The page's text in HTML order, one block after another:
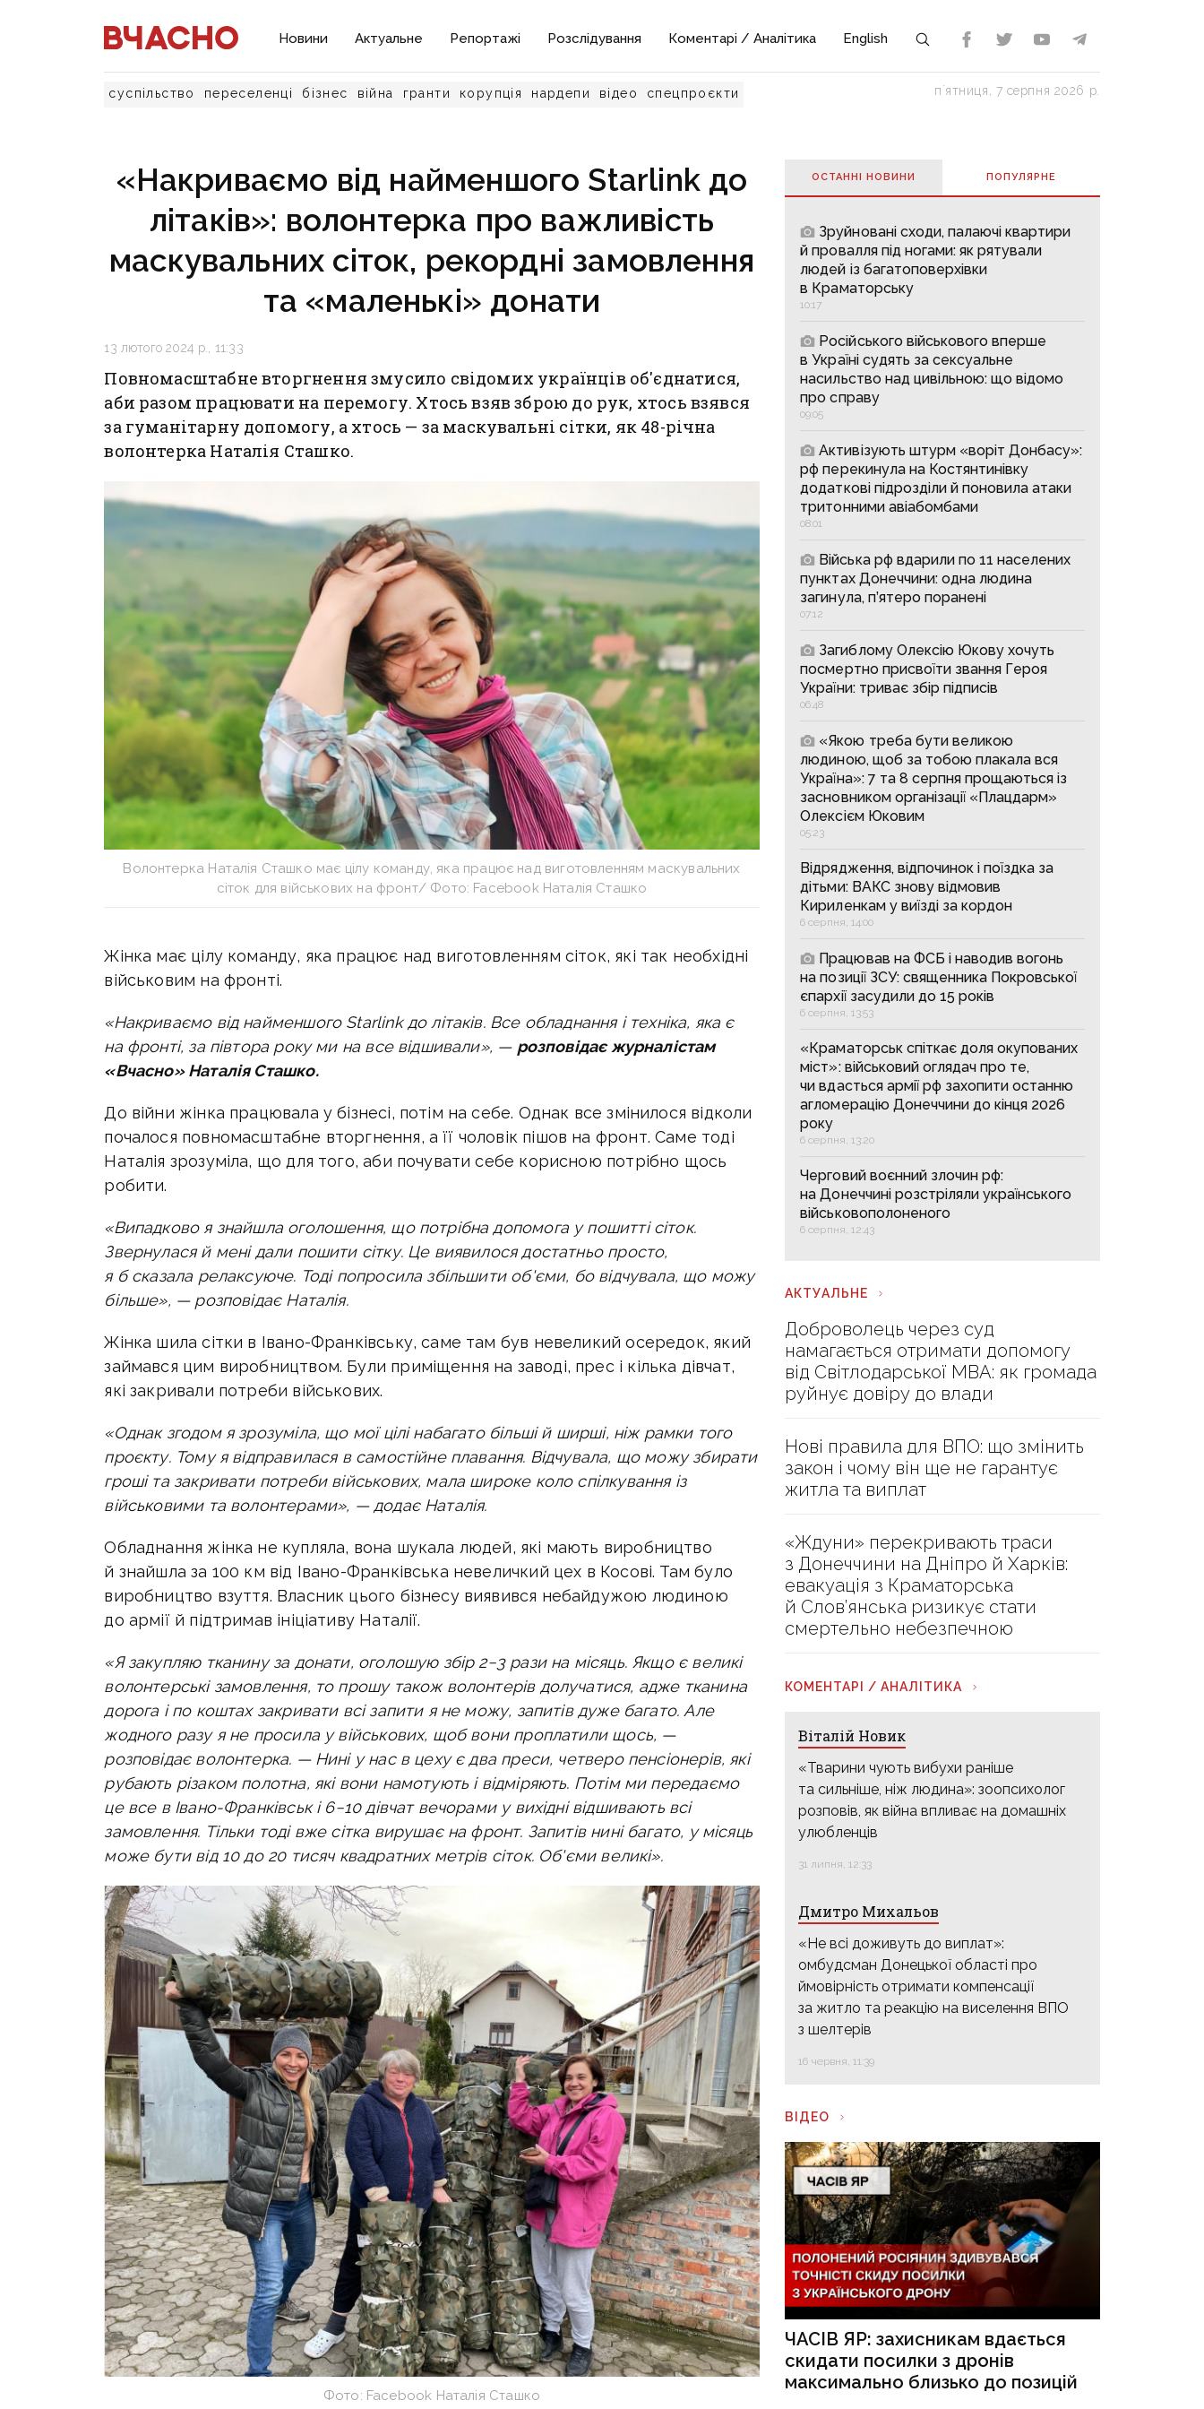
Новини Актуальне Репортажі Розслідування Коментарі / Аналітика English
суспільство переселенці бізнес війна гранти корупція нардепи відео спецпроєкти пʼятниця, 7 серпня 2026 р.
«Накриваємо від найменшого Starlink до
літаків»: волонтерка про важливість
маскувальних сіток, рекордні замовлення
та «маленькі» донати
13 лютого 2024 р., 11:33
Повномасштабне вторгнення змусило свідомих українців об'єднатися,
аби разом працювати на перемогу. Хтось взяв зброю до рук, хтось взявся
за гуманітарну допомогу, а хтось — за маскувальні сітки, як 48-річна
волонтерка Наталія Сташко.
Волонтерка Наталія Сташко має цілу команду, яка працює над виготовленням маскувальних
сіток для військових на фронт/ Фото: Facebook Наталія Сташко
Жінка має цілу команду, яка працює над виготовленням сіток, які так необхідні
військовим на фронті.
«Накриваємо від найменшого Starlink до літаків. Все обладнання і техніка, яка є
на фронті, за півтора року ми на все відшивали», — розповідає журналістам
«Вчасно» Наталія Сташко.
До війни жінка працювала у бізнесі, потім на себе. Однак все змінилося відколи
почалося повномасштабне вторгнення, а її чоловік пішов на фронт. Саме тоді
Наталія зрозуміла, що для того, аби почувати себе корисною потрібно щось
робити.
«Випадково я знайшла оголошення, що потрібна допомога у пошитті сіток.
Звернулася й мені дали пошити сітку. Це виявилося достатньо просто,
я б сказала релаксуюче. Тоді попросила збільшити об'єми, бо відчувала, що можу
більше», — розповідає Наталія.
Жінка шила сітки в Івано-Франківську, саме там був невеликий осередок, який
займався цим виробництвом. Були приміщення на заводі, прес і кілька дівчат,
які закривали потреби військових.
«Однак згодом я зрозуміла, що мої цілі набагато більші й ширші, ніж рамки того
проєкту. Тому я відправилася в самостійне плавання. Відчувала, що можу збирати
гроші та закривати потреби військових, мала широке коло спілкування із
військовими та волонтерами», — додає Наталія.
Обладнання жінка не купляла, вона шукала людей, які мають виробництво
й знайшла за 100 км від Івано-Франківська невеличкий цех в Косові. Там було
виробництво взуття. Власник цього бізнесу виявився небайдужою людиною
до армії й підтримав ініціативу Наталії.
«Я закупляю тканину за донати, оголошую збір 2−3 рази на місяць. Якщо є великі
волонтерські замовлення, то прошу також волонтерів долучатися, адже тканина
дорога і по коштах закривати всі запити я не можу, запитів дуже багато. Але
жодного разу я не просила у військових, щоб вони проплатили щось, —
розповідає волонтерка. — Нині у нас в цеху є два преси, четверо пенсіонерів, які
рубають різаком полотна, які вони намотують і відміряють. Потім ми передаємо
це все в Івано-Франківськ і 6−10 дівчат вечорами у вихідні відшивають всі
замовлення. Тільки тоді вже сітка вирушає на фронт. Запитів нині багато, у місяць
може бути від 10 до 20 тисяч квадратних метрів сіток. Об'єми великі».
Фото: Facebook Наталія Сташко
ОСТАННІ НОВИНИ ПОПУЛЯРНE
Зруйновані сходи, палаючі квартири
й провалля під ногами: як рятували
людей із багатоповерхівки
в Краматорську
10:17
Російського військового вперше
в Україні судять за сексуальне
насильство над цивільною: що відомо
про справу
09:05
Активізують штурм «воріт Донбасу»:
рф перекинула на Костянтинівку
додаткові підрозділи й поновила атаки
тритонними авіабомбами
08:01
Війська рф вдарили по 11 населених
пунктах Донеччини: одна людина
загинула, п’ятеро поранені
07:12
Загиблому Олексію Юкову хочуть
посмертно присвоїти звання Героя
України: триває збір підписів
06:48
«Якою треба бути великою
людиною, щоб за тобою плакала вся
Україна»: 7 та 8 серпня прощаються із
засновником організації «Плацдарм»
Олексієм Юковим
05:23
Відрядження, відпочинок і поїздка за
дітьми: ВАКС знову відмовив
Кириленкам у виїзді за кордон
6 серпня, 14:00
Працював на ФСБ і наводив вогонь
на позиції ЗСУ: священника Покровської
єпархії засудили до 15 років
6 серпня, 13:53
«Краматорськ спіткає доля окупованих
міст»: військовий оглядач про те,
чи вдасться армії рф захопити останню
агломерацію Донеччини до кінця 2026
року
6 серпня, 13:20
Черговий воєнний злочин рф:
на Донеччині розстріляли українського
військовополоненого
6 серпня, 12:43
АКТУАЛЬНЕ
Доброволець через суд
намагається отримати допомогу
від Світлодарської МВА: як громада
руйнує довіру до влади
Нові правила для ВПО: що змінить
закон і чому він ще не гарантує
житла та виплат
«Ждуни» перекривають траси
з Донеччини на Дніпро й Харків:
евакуація з Краматорська
й Слов’янська ризикує стати
смертельно небезпечною
КОМЕНТАРІ / АНАЛІТИКА
Віталій Новик
«Тварини чують вибухи раніше
та сильніше, ніж людина»: зоопсихолог
розповів, як війна впливає на домашніх
улюбленців
31 липня, 12:33
Дмитро Михальов
«Не всі доживуть до виплат»:
омбудсман Донецької області про
ймовірність отримати компенсації
за житло та реакцію на виселення ВПО
з шелтерів
16 червня, 11:39
ВІДЕО
ЧАСІВ ЯР: захисникам вдається
скидати посилки з дронів
максимально близько до позицій